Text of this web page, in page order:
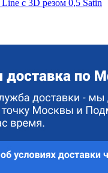
c 3D резом 0,5 Satin